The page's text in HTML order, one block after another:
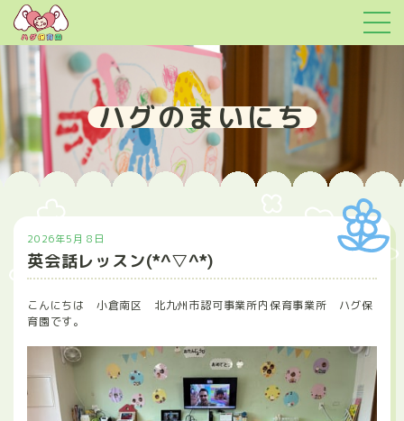
ハグのまいにち
2026年5月 8日
英会話レッスン(*^▽^*)
こんにちは 小倉南区 北九州市認可事業所内保育事業所 ハグ保
育園です。